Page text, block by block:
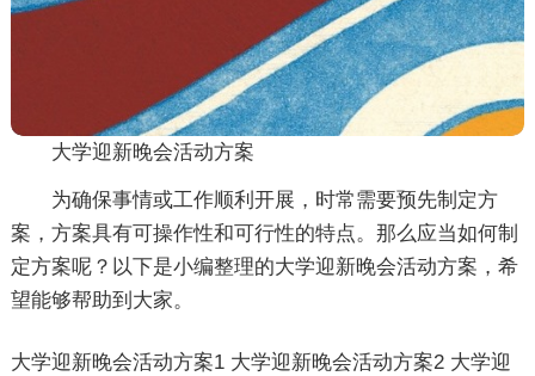
大学迎新晚会活动方案
为确保事情或工作顺利开展，时常需要预先制定方
案，方案具有可操作性和可行性的特点。那么应当如何制
定方案呢？以下是小编整理的大学迎新晚会活动方案，希
望能够帮助到大家。
大学迎新晚会活动方案1 大学迎新晚会活动方案2 大学迎